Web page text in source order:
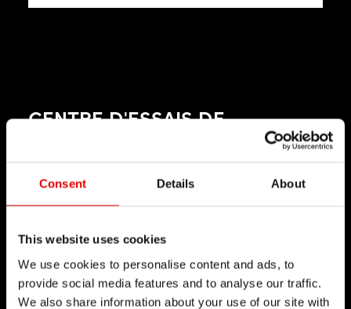
Consent Details About
This website uses cookies
We use cookies to personalise content and ads, to
provide social media features and to analyse our traffic.
We also share information about your use of our site with
CENTRE D'ESSAIS DE
De nombreuses années d’expérience ont permis
à DT Swiss d’acquérir un grand savoir-faire en
réalisés pour reproduire au plus près les
conditions qui seront endurées par nos produits
sur le terrain et sur l’ensemble de leur cycle de